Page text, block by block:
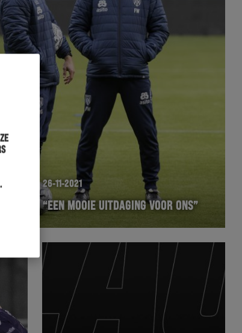
26-11-2021
“EEN MOOIE UITDAGING VOOR ONS”